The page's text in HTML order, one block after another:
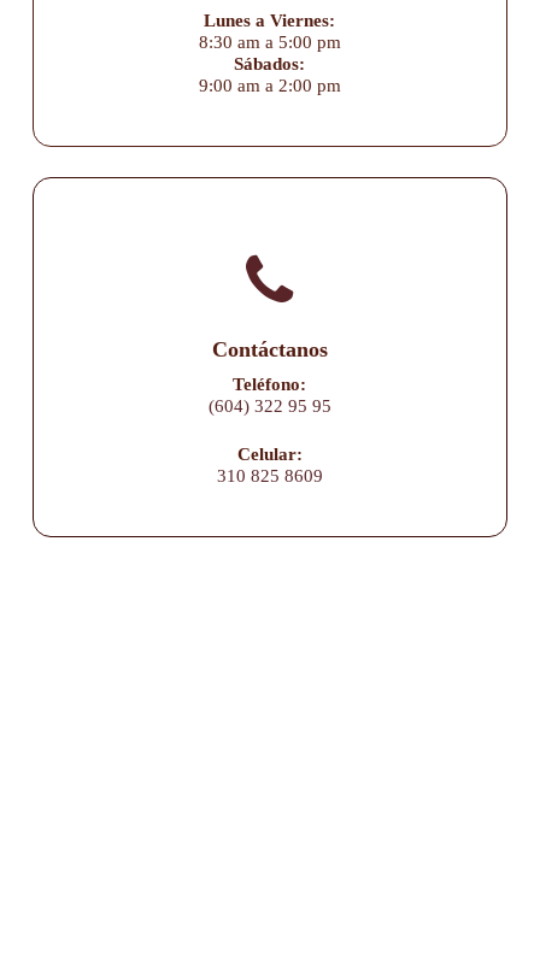
Lunes a Viernes:
8:30 am a 5:00 pm
Sábados:
9:00 am a 2:00 pm
Contáctanos
Teléfono:
(604) 322 95 95
Celular:
310 825 8609